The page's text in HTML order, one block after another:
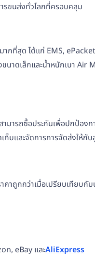
รขนส่งทั่วโลกที่ครอบคลุม
ที่สุด ได้แก่ EMS,
าดเล็กและน้ำหนักเบา Air
รถซื้อประกันเพื่อปกป้องก
ก็บและจัดการการจัดส่งให้กับ
ถูกกว่าเมื่อเปรียบเทียบกั
eBay และAliExpress